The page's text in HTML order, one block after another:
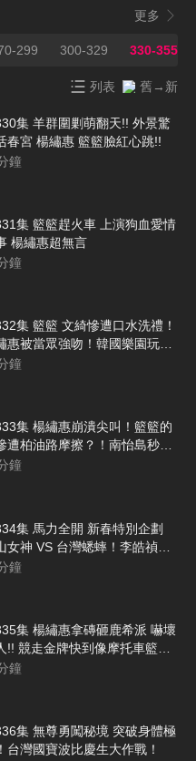
更多
299 300-329 330-355
列表 舊→新
集 羊群圍剿萌翻天!! 外景驚
春宮 楊繡惠 籃籃臉紅心跳!!
鐘
集 籃籃趕火車 上演狗血愛情
楊繡惠超無言
鐘
集 籃籃 文綺慘遭口水洗禮！
惠被當眾強吻！韓國樂園玩到
！楊繡惠為15萬失去理智 冰上
鐘
集 楊繡惠崩潰尖叫！籃籃的
遭柏油路摩擦？！南怡島秒變
挑戰場！楊繡惠人生最大突
鐘
集 馬力全開 新春特別企劃
女神 VS 台灣蟋蟀！李皓禎劍
體驗 竟然還有「橄欖火鍋」？
鐘
集 楊繡惠拿磚砸鹿希派 嚇壞
!! 競走金牌快到像摩托車籃籃:
我用跑的還快!!」
鐘
集 無尊勇闖秘境 突破身體極
台灣國寶波比慶生大作戰！